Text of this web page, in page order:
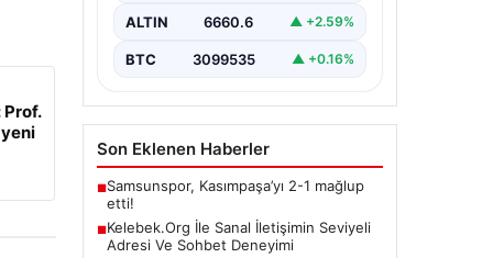
Prof.
Güncel…
ALTIN 6660.6 ▲ +2.59%
BTC 3099535 ▲ +0.16%
Son Eklenen Haberler
■Samsunspor, Kasımpaşa’yı 2-1 mağlup
etti!
■Kelebek.Org İle Sanal İletişimin Seviyeli
Adresi Ve Sohbet Deneyimi